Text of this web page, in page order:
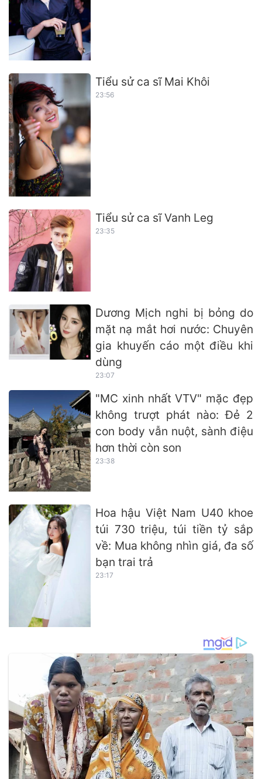
Tiểu sử ca sĩ Mai Khôi
23:56
Tiểu sử ca sĩ Vanh Leg
23:35
Dương Mịch nghi bị bỏng do
mặt nạ mắt hơi nước: Chuyên
gia khuyến cáo một điều khi
dùng
23:07
"MC xinh nhất VTV" mặc đẹp
không trượt phát nào: Đẻ 2
con body vẫn nuột, sành điệu
hơn thời còn son
23:38
Hoa hậu Việt Nam U40 khoe
túi 730 triệu, túi tiền tỷ sắp
về: Mua không nhìn giá, đa số
bạn trai trả
23:17